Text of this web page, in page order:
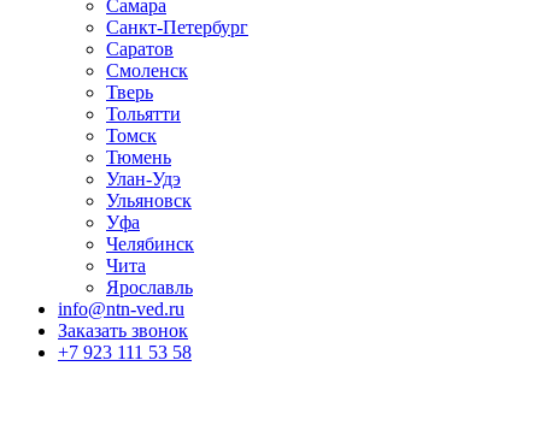
Самара
Санкт-Петербург
Саратов
Смоленск
Тверь
Тольятти
Томск
Тюмень
Улан-Удэ
Ульяновск
Уфа
Челябинск
Чита
Ярославль
info@ntn-ved.ru
Заказать звонок
+7 923 111 53 58